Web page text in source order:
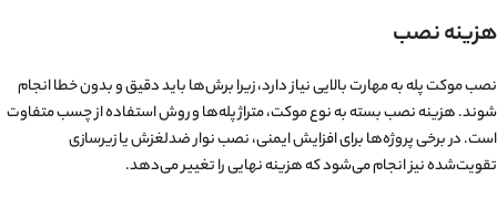
هزینه نصب
نصب موکت پله به مهارت بالایی نیاز دارد، زیرا برش‌ها باید دقیق و بدون خطا انجام
شوند. هزینه نصب بسته به نوع موکت، متراژ پله‌ها و روش استفاده از چسب متفاوت
است. در برخی پروژه‌ها برای افزایش ایمنی، نصب نوار ضدلغزش یا زیرسازی
تقویت‌شده نیز انجام می‌شود که هزینه نهایی را تغییر می‌دهد.